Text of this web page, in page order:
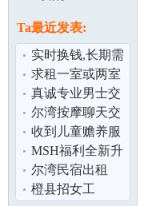
Ta最近发表:
实时换钱,长期需
要美金,尔湾可以
当面交易
求租一室或两室
整租
真诚专业男士交
友/征婚(尔
湾,OC)
尔湾按摩聊天交
友
收到儿童赡养服
务机构的电话,请
问是干什么
MSH福利全新升
级,投保更简费用
更低
尔湾民宿出租
橙县招女工